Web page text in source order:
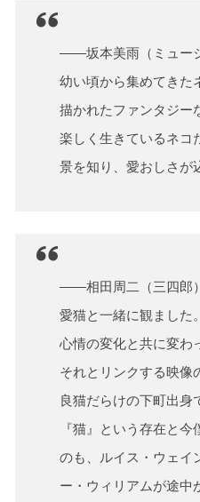
――坂本美雨（ミュー
幼い頃から集めてきた
描かれたファンタジー
楽しく生きているネコ
景を知り、愛おしさが
――相田周二（三四郎）
愛猫と一緒に観ました
心情の変化と共に変わ
それとリンクする映像
良猫だらけの下町出身
『猫』という存在と
のも、ルイス・ウェイ
ー・ウィリアムが途中